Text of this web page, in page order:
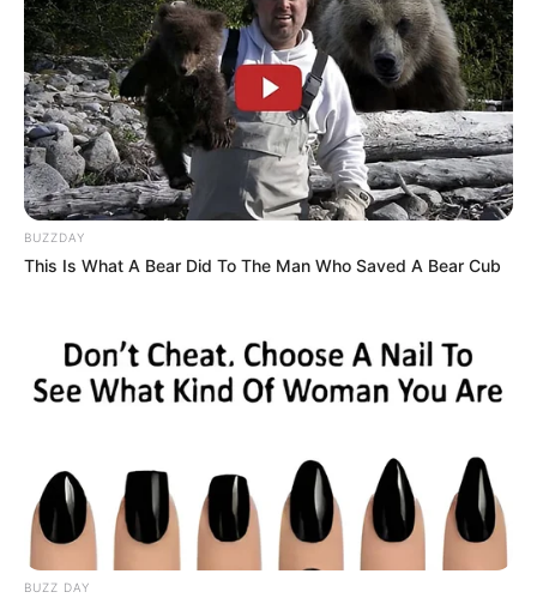
BUZZDAY
This Is What A Bear Did To The Man Who Saved A Bear Cub
BUZZ DAY